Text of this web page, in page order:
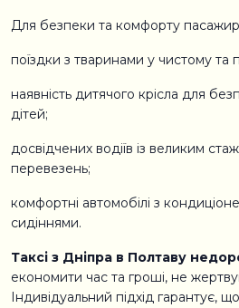
Для безпеки та комфорту
поїздки з тваринами у чистому та
наявність дитячого крісла для
дітей;
досвідчених водіїв із великим
перевезень;
комфортні автомобілі з
сидіннями.
Таксі з Дніпра в Полтаву
економити час та гроші, не
Індивідуальний підхід гарантує,